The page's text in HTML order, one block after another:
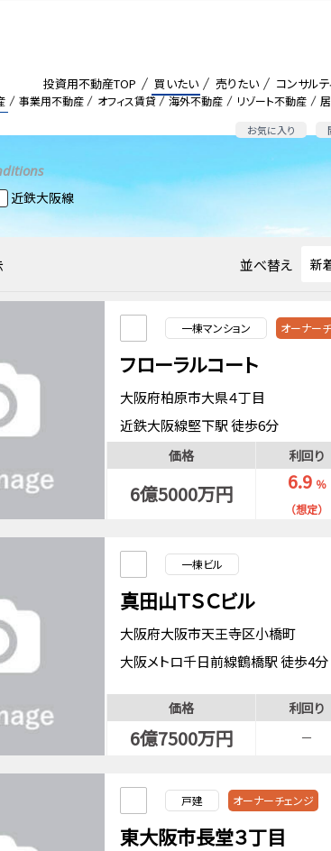
事業用不動産 オフィス賃貸 海外不動産 リゾート不動産
お気に入り
投資用不動産TOP 買いたい 売りたい コンサルテ
近鉄大阪線
並べ替え
一棟マンション オーナー
フローラルコート
大阪府柏原市大県４丁目
近鉄大阪線堅下駅 徒歩6分
価格 利回り
6億5000万円 6.9 ％
（想定）
一棟ビル
真田山ＴＳＣビル
大阪府大阪市天王寺区小橋町
大阪メトロ千日前線鶴橋駅 徒歩4分
価格 利回り
6億7500万円 －
戸建 オーナーチェンジ
東大阪市長堂３丁目